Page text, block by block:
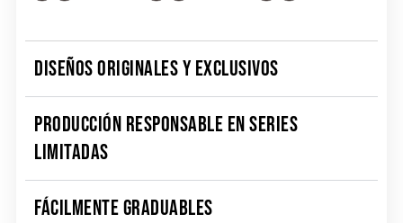
DISEÑOS ORIGINALES Y EXCLUSIVOS
PRODUCCIÓN RESPONSABLE EN SERIES
LIMITADAS
FÁCILMENTE GRADUABLES